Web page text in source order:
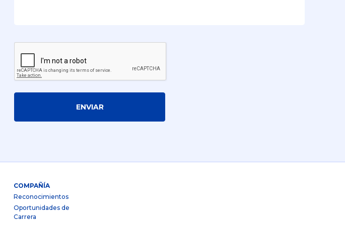
ENVIAR
COMPAÑÍA
Reconocimientos
Oportunidades de
Carrera